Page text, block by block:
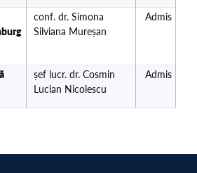
conf. dr. Simona
Silviana Mureșan
Admis
șef lucr. dr. Cosmin
Lucian Nicolescu
Admis